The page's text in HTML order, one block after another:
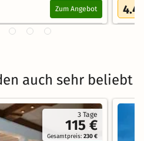
Zum Angebot 4.4
auch sehr beliebt
3 Tage
115 €
Gesamtpreis:230 €